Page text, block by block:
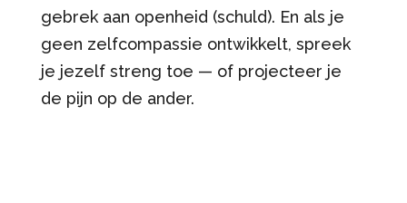
gebrek aan openheid (schuld). En als je
geen zelfcompassie ontwikkelt, spreek
je jezelf streng toe — of projecteer je
de pijn op de ander.